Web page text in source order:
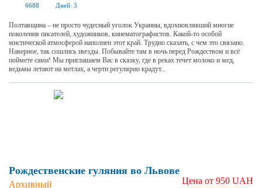
6688 Дней: 3
Полтавщина – не просто чудесный уголок Украины, вдохновлявший многие
поколения писателей, художников, кинематографистов. Какой-то особой
мистической атмосферой наполнен этот край. Трудно сказать, с чем это связано.
Наверное, так сошлись звезды. Побывайте там в ночь перед Рождеством и всё
поймете сами! Мы приглашаем Вас в сказку, где в реках течет молоко и мед,
ведьмы летают на метлах, а черти регулярно крадут...
Рождественские гуляния во Львове
Архивный Цена от 950 UAH